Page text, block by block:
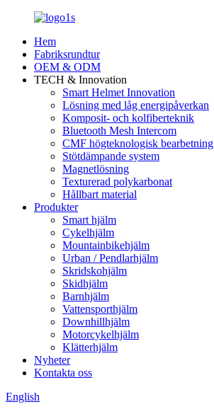
Hem
Fabriksrundtur
OEM & ODM
TECH & Innovation
Smart Helmet Innovation
Lösning med låg energipåverkan
Komposit- och kolfiberteknik
Bluetooth Mesh Intercom
CMF högteknologisk bearbetning
Stötdämpande system
Magnetlösning
Texturerad polykarbonat
Hållbart material
Produkter
Smart hjälm
Cykelhjälm
Mountainbikehjälm
Urban / Pendlarhjälm
Skridskohjälm
Skidhjälm
Barnhjälm
Vattensporthjälm
Downhillhjälm
Motorcykelhjälm
Klätterhjälm
Nyheter
Kontakta oss
English